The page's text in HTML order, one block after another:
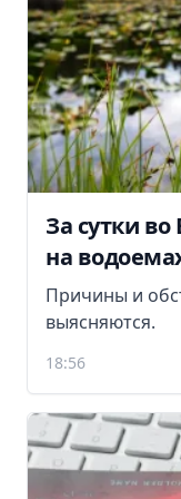
За сутки
на
Причины и
выясняются.
18:56